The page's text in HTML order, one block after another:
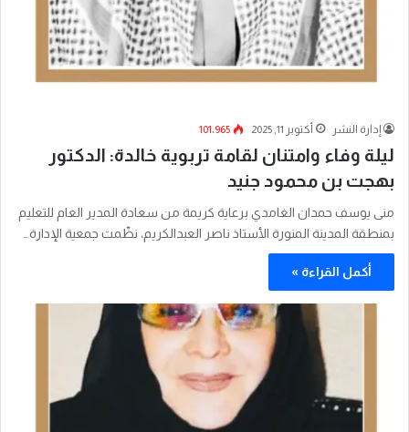
إدارة النشر أكتوبر 11, 2025 101٬965
ليلة وفاء وامتنان لقامة تربوية خالدة: الدكتور
بهجت بن محمود جنيد
منى يوسف حمدان الغامدي برعاية كريمة من سعادة المدير العام للتعليم
بمنطقة المدينة المنورة الأستاذ ناصر العبدالكريم، نظّمت جمعية الإدارة…
أكمل القراءة »